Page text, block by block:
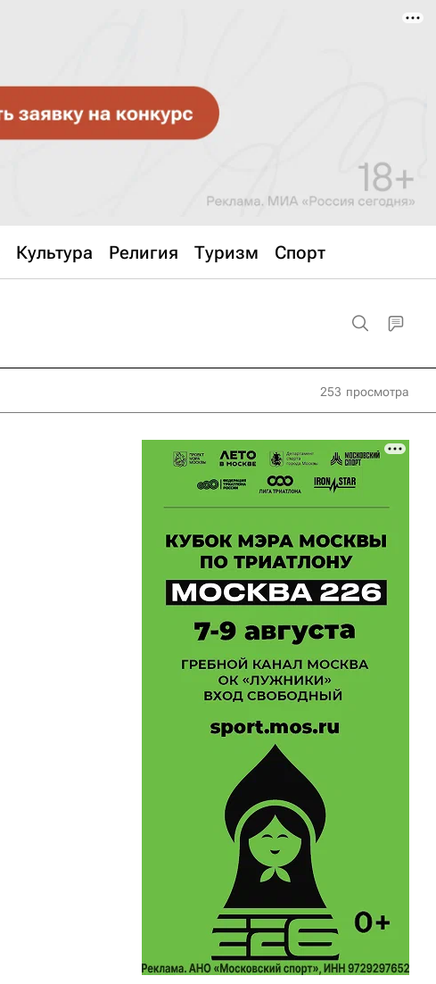
Культура Религия Туризм Спорт
253 просмотра